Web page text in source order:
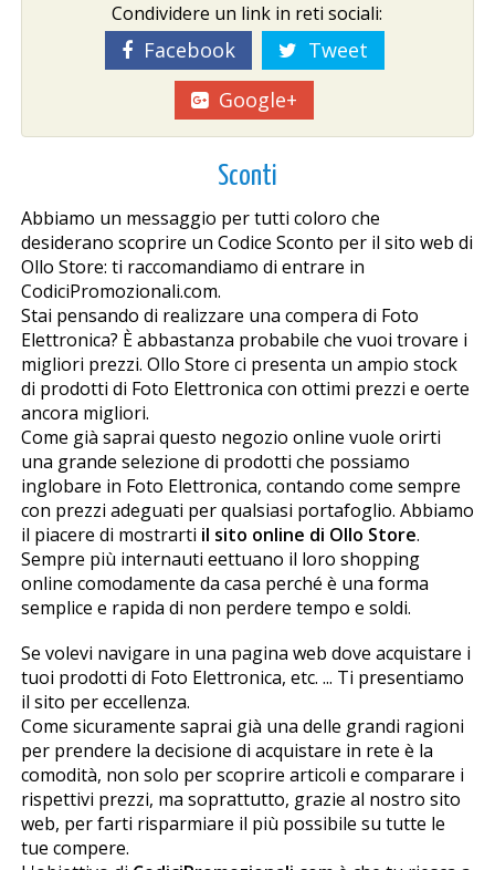
Condividere un link in reti sociali:
Facebook
Tweet
Google+
Sconti
Abbiamo un messaggio per tutti coloro che
desiderano scoprire un Codice Sconto per il sito web di
Ollo Store: ti raccomandiamo di entrare in
CodiciPromozionali.com.
Stai pensando di realizzare una compera di Foto
Elettronica? È abbastanza probabile che vuoi trovare i
migliori prezzi. Ollo Store ci presenta un ampio stock
di prodotti di Foto Elettronica con ottimi prezzi e offerte
ancora migliori.
Come già saprai questo negozio online vuole offrirti
una grande selezione di prodotti che possiamo
inglobare in Foto Elettronica, contando come sempre
con prezzi adeguati per qualsiasi portafoglio. Abbiamo
il piacere di mostrarti il sito online di Ollo Store.
Sempre più internauti effettuano il loro shopping
online comodamente da casa perché è una forma
semplice e rapida di non perdere tempo e soldi.
Se volevi navigare in una pagina web dove acquistare i
tuoi prodotti di Foto Elettronica, etc. ... Ti presentiamo
il sito per eccellenza.
Come sicuramente saprai già una delle grandi ragioni
per prendere la decisione di acquistare in rete è la
comodità, non solo per scoprire articoli e comparare i
rispettivi prezzi, ma soprattutto, grazie al nostro sito
web, per farti risparmiare il più possibile su tutte le
tue compere.